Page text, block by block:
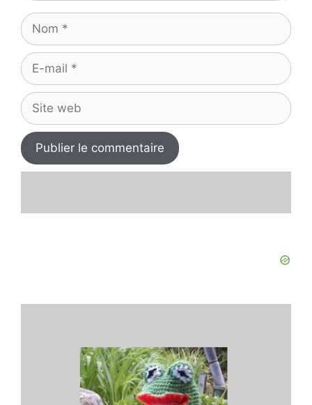
Nom
E-
mail
Site
web